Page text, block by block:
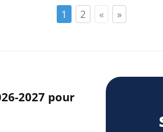
1 2 « »
2027 pour